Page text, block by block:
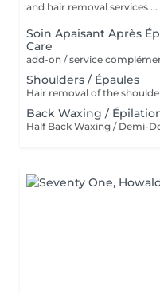
and hair removal services ...
Soin Apaisant Après
Care
Shoulders / Épaules
Back Waxing /